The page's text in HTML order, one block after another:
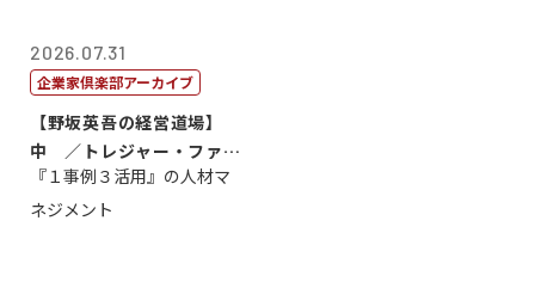
2026.07.31
企業家倶楽部アーカイブ
【野坂英吾の経営道場】
中 ／トレジャー・ファク
トリー社長野坂...
『１事例３活用』の人材マ
ネジメント